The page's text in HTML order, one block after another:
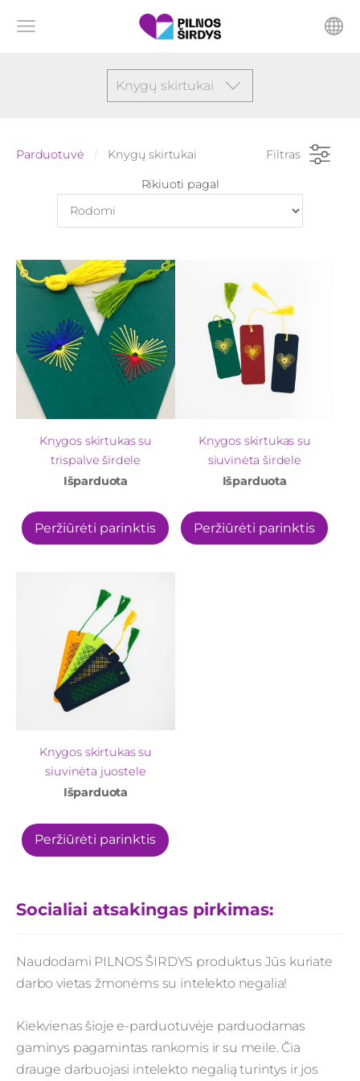
Knygų skirtukai
Socialiai atsakingas pirkimas:
Naudodami PILNOS ŠIRDYS produktus Jūs kuriate
darbo vietas žmonėms su intelekto negalia!
Kiekvienas šioje e-parduotuvėje parduodamas
gaminys pagamintas rankomis ir su meile. Čia
drauge darbuojasi intelekto negalią turintys ir jos
Parduotuvė Knygų skirtukai Filtras
Rikiuoti pagal
Knygos skirtukas su
trispalve širdele
Išparduota
Peržiūrėti parinktis
Knygos skirtukas su
siuvinėta širdele
Išparduota
Peržiūrėti parinktis
Knygos skirtukas su
siuvinėta juostele
Išparduota
Peržiūrėti parinktis